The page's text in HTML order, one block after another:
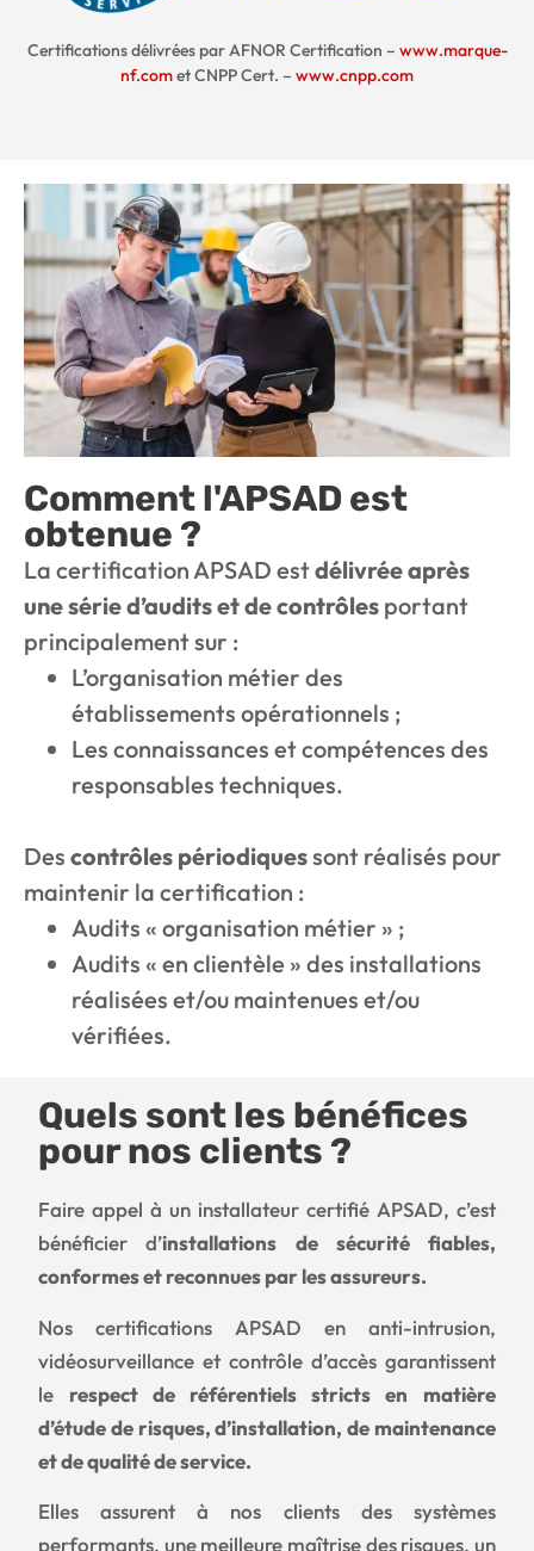
Certifications délivrées par AFNOR Certification – www.marque-
nf.comet CNPP Cert. – www.cnpp.com
Comment l'APSAD est
obtenue ?
La certification APSAD estdélivrée après
une série d’audits et de contrôles portant
principalement sur :
L’organisation métier des
établissements opérationnels ;
Les connaissances et compétences des
responsables techniques.
Des contrôles périodiquessont réalisés pour
maintenir la certification :
Audits « organisation métier » ;
Audits « en clientèle » des installations
réalisées et/ou maintenues et/ou
vérifiées.
Quels sont les bénéfices
pour nos clients ?
Faire appel à un installateur certifié APSAD, c’est
bénéficier d’installations de sécurité fiables,
conformes et reconnues par les assureurs.
Nos certifications APSAD en anti-intrusion,
vidéosurveillance et contrôle d’accès garantissent
le respect de référentiels stricts en matière
d’étude de risques, d’installation, de maintenance
et de qualité de service.
Elles assurent à nos clients des systèmes
performants, une meilleure maîtrise des risques, un